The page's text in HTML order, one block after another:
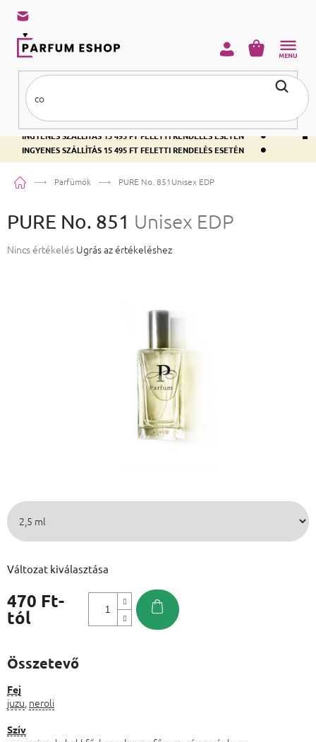
INGYENES SZÁLLÍTÁS 15 495 FT FELETTI RENDELÉS ESETÉN •
INGYENES SZÁLLÍTÁS 15 495 FT FELETTI RENDELÉS ESETÉN •
INGYENES SZÁLLÍTÁS 15 495 FT FELETTI RENDELÉS ESETÉN •
KOSÁR
KezdőlapParfümök PURE No. 851Unisex EDP
PURE No. 851 Unisex EDP
A termék átlagos értékelése 5-ből 0,0 csillag.
Nincs értékelés Ugrás az értékeléshez
470 Ft-
tól
Változat kiválasztása
Összetevő
Fej
juzu neroli
Szív